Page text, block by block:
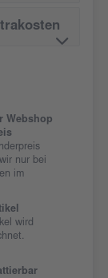
Webshop
nur bei
im
wird